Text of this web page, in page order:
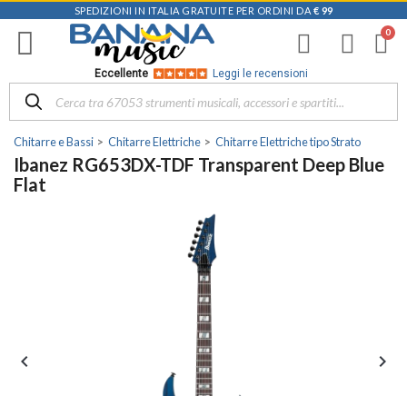
SPEDIZIONI IN ITALIA GRATUITE PER ORDINI DA € 99
Eccellente Leggi le recensioni
Chitarre e Bassi Chitarre Elettriche Chitarre Elettriche tipo Strato
Ibanez RG653DX-TDF Transparent Deep Blue
Flat
 